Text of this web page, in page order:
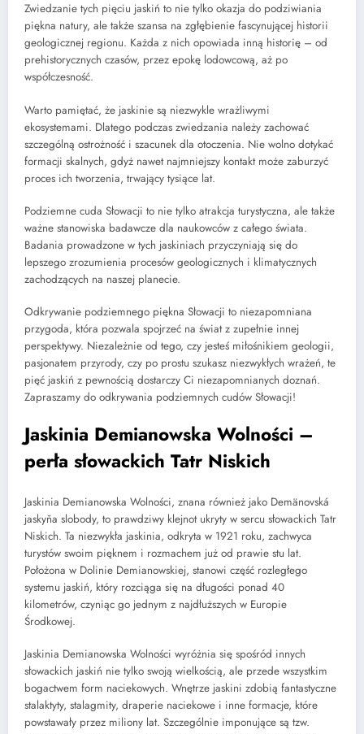
Zwiedzanie tych pięciu jaskiń to nie tylko okazja do podziwiania
piękna natury, ale także szansa na zgłębienie fascynującej historii
geologicznej regionu. Każda z nich opowiada inną historię – od
prehistorycznych czasów, przez epokę lodowcową, aż po
współczesność.
Warto pamiętać, że jaskinie są niezwykle wrażliwymi
ekosystemami. Dlatego podczas zwiedzania należy zachować
szczególną ostrożność i szacunek dla otoczenia. Nie wolno dotykać
formacji skalnych, gdyż nawet najmniejszy kontakt może zaburzyć
proces ich tworzenia, trwający tysiące lat.
Podziemne cuda Słowacji to nie tylko atrakcja turystyczna, ale także
ważne stanowiska badawcze dla naukowców z całego świata.
Badania prowadzone w tych jaskiniach przyczyniają się do
lepszego zrozumienia procesów geologicznych i klimatycznych
zachodzących na naszej planecie.
Odkrywanie podziemnego piękna Słowacji to niezapomniana
przygoda, która pozwala spojrzeć na świat z zupełnie innej
perspektywy. Niezależnie od tego, czy jesteś miłośnikiem geologii,
pasjonatem przyrody, czy po prostu szukasz niezwykłych wrażeń, te
pięć jaskiń z pewnością dostarczy Ci niezapomnianych doznań.
Zapraszamy do odkrywania podziemnych cudów Słowacji!
Jaskinia Demianowska Wolności –
perła słowackich Tatr Niskich
Jaskinia Demianowska Wolności, znana również jako Demänovská
jaskyňa slobody, to prawdziwy klejnot ukryty w sercu słowackich Tatr
Niskich. Ta niezwykła jaskinia, odkryta w 1921 roku, zachwyca
turystów swoim pięknem i rozmachem już od prawie stu lat.
Położona w Dolinie Demianowskiej, stanowi część rozległego
systemu jaskiń, który rozciąga się na długości ponad 40
kilometrów, czyniąc go jednym z najdłuższych w Europie
Środkowej.
Jaskinia Demianowska Wolności wyróżnia się spośród innych
słowackich jaskiń nie tylko swoją wielkością, ale przede wszystkim
bogactwem form naciekowych. Wnętrze jaskini zdobią fantastyczne
stalaktyty, stalagmity, draperie naciekowe i inne formacje, które
powstawały przez miliony lat. Szczególnie imponujące są tzw.